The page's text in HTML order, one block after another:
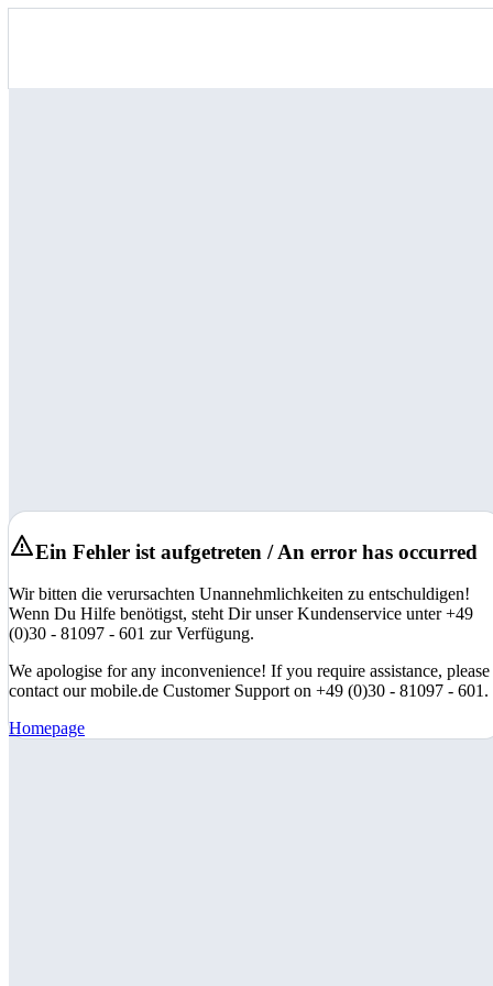
Ein Fehler ist aufgetreten / An error has occurred
Wir bitten die verursachten Unannehmlichkeiten zu entschuldigen!
Wenn Du Hilfe benötigst, steht Dir unser Kundenservice unter +49
(0)30 - 81097 - 601 zur Verfügung.
We apologise for any inconvenience! If you require assistance, please
contact our mobile.de Customer Support on +49 (0)30 - 81097 - 601.
Homepage